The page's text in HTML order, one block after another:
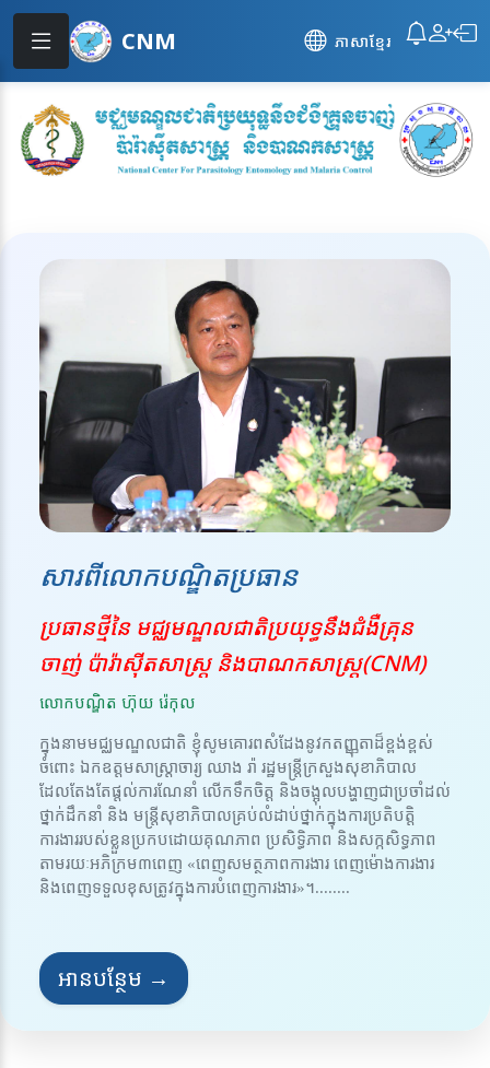
CNM ភាសាខ្មែរ
សារពីលោកបណ្ឌិតប្រធាន
ប្រធានថ្មីនៃ មជ្ឈមណ្ឌលជាតិប្រយុទ្ធនឹងជំងឺគ្រុន
ចាញ់ ប៉ារ៉ាស៊ីតសាស្ត្រ និងបាណកសាស្រ្ត(CNM)
លោកបណ្ឌិត ហ៊ុយ រ៉េកុល
ក្នុងនាមមជ្ឈមណ្ឌលជាតិ ខ្ញុំសូមគោរពសំដែងនូវកតញ្ញុតាដ៏ខ្ពង់ខ្ពស់
ចំពោះ ឯកឧត្តមសាស្ត្រាចារ្យ ឈាង រ៉ា រដ្ឋមន្ត្រីក្រសួងសុខាភិបាល
ដែលតែងតែផ្តល់ការណែនាំ លើកទឹកចិត្ត និងចង្អុលបង្ហាញជាប្រចាំដល់
ថ្នាក់ដឹកនាំ និង មន្ត្រីសុខាភិបាលគ្រប់លំដាប់ថ្នាក់ក្នុងការប្រតិបត្តិ
ការងាររបស់ខ្លួនប្រកបដោយគុណភាព ប្រសិទ្ធិភាព និងសក្កសិទ្ធភាព
តាមរយៈអភិក្រម៣ពេញ «ពេញសមត្ថភាពការងារ ពេញម៉ោងការងារ
និងពេញទទួលខុសត្រូវក្នុងការបំពេញការងារ»។........
អានបន្ថែម →